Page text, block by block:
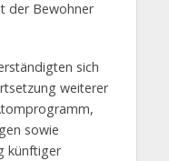
der Bewohner
sich
weiterer
sowie
künftiger